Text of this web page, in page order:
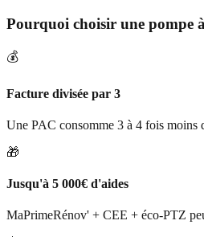
Pourquoi choisir une pompe
💰
Facture divisée par 3
Une PAC consomme 3 à 4 fois moins
🎁
Jusqu'à 5 000€ d'aides
MaPrimeRénov' + CEE + éco-PTZ